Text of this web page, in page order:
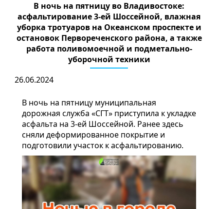
В ночь на пятницу во Владивостоке:
асфальтирование 3-ей Шоссейной, влажная
уборка тротуаров на Океанском проспекте и
остановок Первореченского района, а также
работа поливомоечной и подметально-
уборочной техники
26.06.2024
В ночь на пятницу муниципальная
дорожная служба «СГТ» приступила к укладке
асфальта на 3-ей Шоссейной. Ранее здесь
сняли деформированное покрытие и
подготовили участок к асфальтированию.